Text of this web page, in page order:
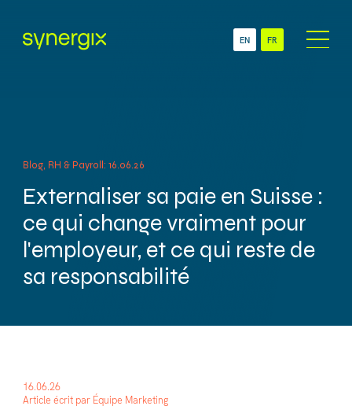
Comptabilité & Gestion
Administration RH &
Gestion des salaires
Technologie
Succursales & Filiales
Newsroom
EN FR
Blog, RH & Payroll: 16.06.26
Externaliser sa paie en Suisse :
ce qui change vraiment pour
l'employeur, et ce qui reste de
sa responsabilité
16.06.26
Article écrit par Équipe Marketing